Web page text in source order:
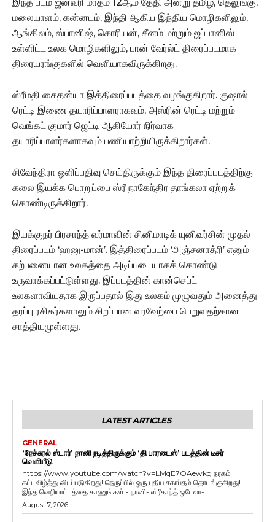
மலையாளம், கன்னடம், இந்தி ஆகிய இந்திய மொழிகளிலும்,
ஆங்கிலம், ஸ்பானிஷ், கொரியன், சீனம் மற்றும் ஜப்பானிஸ்
உள்ளிட்ட உலக மொழிகளிலும், பான் வேர்ல்ட் திரைப்படமாக
திரையரங்குகளில் வெளியாகவிருக்கிறது.
ஸ்ரீமதி சைதன்யா இத்திரைப்படத்தை வழங்குகிறார். குஷால்
ரெட்டி இணை தயாரிப்பாளராகவும், அஸ்ரின் ரெட்டி மற்றும்
வெங்கட் குமார் ஜெட்டி ஆகியோர் நிர்வாக
தயாரிப்பாளர்களாகவும் பணியாற்றியிருக்கிறார்கள்.
சிவேந்திரா ஒளிப்பதிவு செய்திருக்கும் இந்த திரைப்படத்திற்கு
கலை இயக்க பொறுப்பை ஸ்ரீ நாகேந்திர தாங்கலா ஏற்றுக்
கொண்டிருக்கிறார்.‌
இயக்குநர் பிரசாந்த் வர்மாவின் சினிமாடிக் யுனிவர்சின் முதல்
திரைப்படம் ‘ஹனு-மான்’. இத்திரைப்படம் ‘அஞ்சனாத்ரி’ எனும்
கற்பனையான உலகத்தை அடிப்படையாகக் கொண்டு
உருவாக்கப்பட்டுள்ளது. இப்படத்தின் கான்செப்ட்
உலகளாவியதாக இருப்பதால் இது உலகம் முழுவதும் அனைத்து
தரப்பு ரசிகர்களாலும் சிறப்பான வரவேற்பை பெறுவதற்கான
சாத்தியமுள்ளது.
LATEST ARTICLES
GENERAL
‘நேச்சுரல் ஸ்டார்’ நானி நடித்திருக்கும் ‘தி பாரடைஸ்’ படத்தின் டீசர்
வெளியீடு
https://www.youtube.com/watch?v=LMqE7OAewkg நரகம்
கட்டவிழ்த்து விடப்படுகிறது! நெருப்பில் ஒரு புதிய சகாப்தம் தொடங்குகிறது!
இந்த வெறியாட்டத்தை காணுங்கள்!- நானி- ஸ்ரீகாந்த் ஒடேலா-...
August 7, 2026